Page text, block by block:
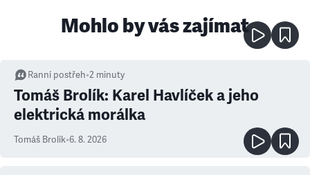
Mohlo by vás zajímat
Ranní postřeh•2 minuty
Tomáš Brolík: Karel Havlíček a jeho
elektrická morálka
Tomáš Brolík•6. 8. 2026